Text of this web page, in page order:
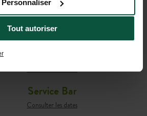
Tout autoriser
Personnaliser
SÉJOUR
Consulter les dates
Service Bar
Consulter les dates